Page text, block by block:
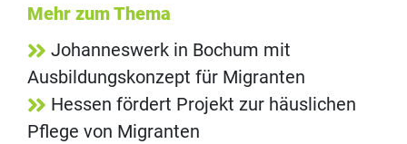
Mehr zum Thema
Johanneswerk in Bochum mit
Ausbildungskonzept für Migranten
Hessen fördert Projekt zur häuslichen
Pflege von Migranten